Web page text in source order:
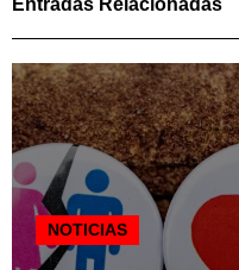
Entradas Relacionadas
NOTICIAS